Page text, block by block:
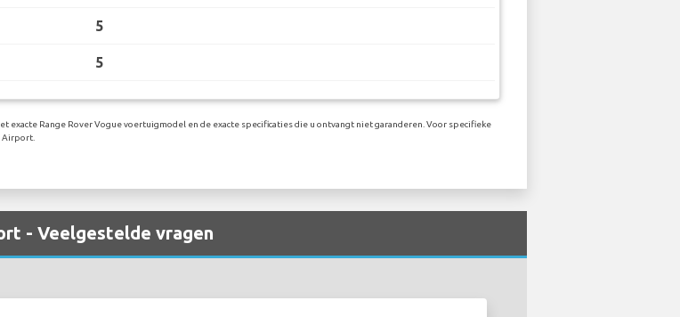
5
5
Range Rover Vogue voertuigmodel en de exacte specificaties die u ontvangt niet garanderen. Voor specifieke
Airport.
- Veelgestelde vragen